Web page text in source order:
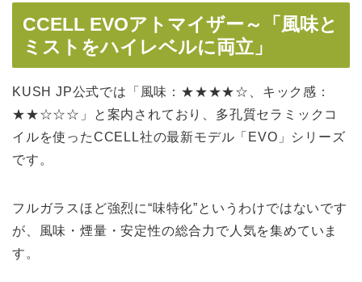
CCELL EVOアトマイザー～「風味と
ミストをハイレベルに両立」
KUSH JP公式では「風味：★★★★☆、キック感：
★★☆☆☆」と案内されており、多孔質セラミックコ
イルを使ったCCELL社の最新モデル「EVO」シリーズ
です。
フルガラスほど強烈に“味特化”というわけではないです
が、風味・煙量・安定性の総合力で人気を集めていま
す。